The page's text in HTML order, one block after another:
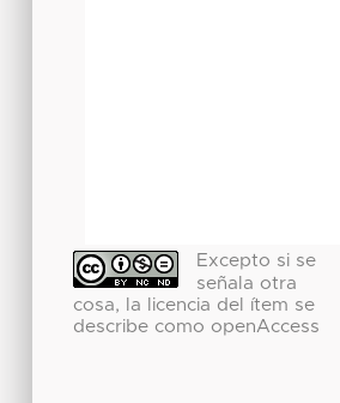
Excepto si se
señala otra
cosa, la licencia del ítem se
describe como openAccess